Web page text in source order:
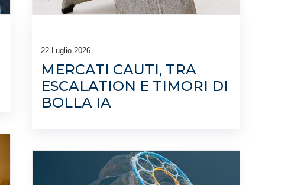
22 Luglio 2026
MERCATI CAUTI, TRA
ESCALATION E TIMORI DI
BOLLA IA